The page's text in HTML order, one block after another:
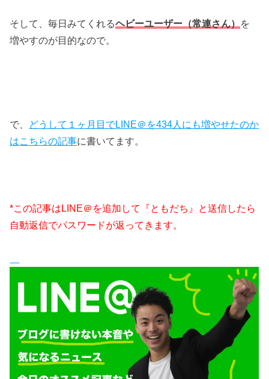
そして、毎日みてくれるヘビーユーザー（常連さん） を
増やすのが目的なので。
で、 どうして１ヶ月目でLINE＠を434人にも増やせたのか
はこちらの記事に書いてます。
*この記事はLINE＠を追加して『ともだち』と送信したら
自動返信でパスワードが返ってきます。